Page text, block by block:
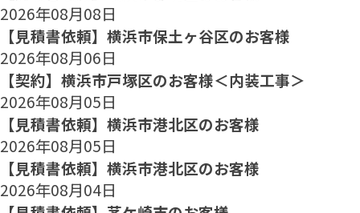
2026年08月08日
【見積書依頼】横浜市保土ヶ谷区のお客様
2026年08月06日
【契約】横浜市戸塚区のお客様＜内装工事＞
2026年08月05日
【見積書依頼】横浜市港北区のお客様
2026年08月05日
【見積書依頼】横浜市港北区のお客様
2026年08月04日